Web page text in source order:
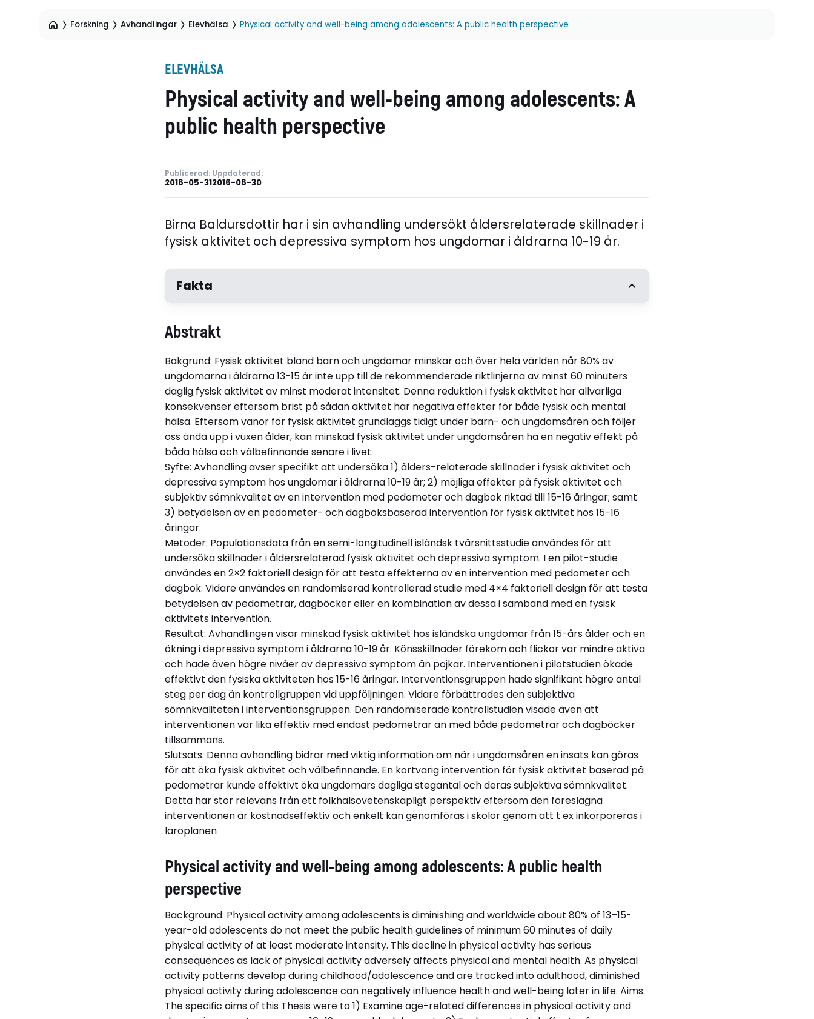
Forskning Avhandlingar Elevhälsa Physical activity and well-being among adolescents: A public health perspective
ELEVHÄLSA
Physical activity and well-being among adolescents: A
public health perspective
Publicerad:
2016-05-31
Uppdaterad:
2016-06-30
Birna Baldursdottir har i sin avhandling undersökt åldersrelaterade skillnader i
fysisk aktivitet och depressiva symptom hos ungdomar i åldrarna 10-19 år.
Fakta
Birna Baldursdottir
Professor Heiðdís B.
Valdimarsdóttir, Reykjavik
University Professor Inga Dóra
Sigfúsdóttir, Reykjavik
University
Disputerat vid
Göteborgs universitet
Disputationsdag
2017-06-17
Physical activity and well-
being among adolescents: A
public health perspective
Relaterade länkar
Läs Skolportens intervju med Birna Baldursdottir Läs hela avhandlingen (pdf)
Abstrakt
Bakgrund: Fysisk aktivitet bland barn och ungdomar minskar och över hela världen når 80% av
ungdomarna i åldrarna 13-15 år inte upp till de rekommenderade riktlinjerna av minst 60 minuters
daglig fysisk aktivitet av minst moderat intensitet. Denna reduktion i fysisk aktivitet har allvarliga
konsekvenser eftersom brist på sådan aktivitet har negativa effekter för både fysisk och mental
hälsa. Eftersom vanor för fysisk aktivitet grundläggs tidigt under barn- och ungdomsåren och följer
oss ända upp i vuxen ålder, kan minskad fysisk aktivitet under ungdomsåren ha en negativ effekt på
båda hälsa och välbefinnande senare i livet.
Syfte: Avhandling avser specifikt att undersöka 1) ålders-relaterade skillnader i fysisk aktivitet och
depressiva symptom hos ungdomar i åldrarna 10-19 år; 2) möjliga effekter på fysisk aktivitet och
subjektiv sömnkvalitet av en intervention med pedometer och dagbok riktad till 15-16 åringar; samt
3) betydelsen av en pedometer- och dagboksbaserad intervention för fysisk aktivitet hos 15-16
åringar.
Metoder: Populationsdata från en semi-longitudinell isländsk tvärsnittsstudie användes för att
undersöka skillnader i åldersrelaterad fysisk aktivitet och depressiva symptom. I en pilot-studie
användes en 2×2 faktoriell design för att testa effekterna av en intervention med pedometer och
dagbok. Vidare användes en randomiserad kontrollerad studie med 4×4 faktoriell design för att testa
betydelsen av pedometrar, dagböcker eller en kombination av dessa i samband med en fysisk
aktivitets intervention.
Resultat: Avhandlingen visar minskad fysisk aktivitet hos isländska ungdomar från 15-års ålder och en
ökning i depressiva symptom i åldrarna 10-19 år. Könsskillnader förekom och flickor var mindre aktiva
och hade även högre nivåer av depressiva symptom än pojkar. Interventionen i pilotstudien ökade
effektivt den fysiska aktiviteten hos 15-16 åringar. Interventionsgruppen hade signifikant högre antal
steg per dag än kontrollgruppen vid uppföljningen. Vidare förbättrades den subjektiva
sömnkvaliteten i interventionsgruppen. Den randomiserade kontrollstudien visade även att
interventionen var lika effektiv med endast pedometrar än med både pedometrar och dagböcker
tillsammans.
Slutsats: Denna avhandling bidrar med viktig information om när i ungdomsåren en insats kan göras
för att öka fysisk aktivitet och välbefinnande. En kortvarig intervention för fysisk aktivitet baserad på
pedometrar kunde effektivt öka ungdomars dagliga stegantal och deras subjektiva sömnkvalitet.
Detta har stor relevans från ett folkhälsovetenskapligt perspektiv eftersom den föreslagna
interventionen är kostnadseffektiv och enkelt kan genomföras i skolor genom att t ex inkorporeras i
läroplanen
Physical activity and well-being among adolescents: A public health
perspective
Background: Physical activity among adolescents is diminishing and worldwide about 80% of 13–15-
year-old adolescents do not meet the public health guidelines of minimum 60 minutes of daily
physical activity of at least moderate intensity. This decline in physical activity has serious
consequences as lack of physical activity adversely affects physical and mental health. As physical
activity patterns develop during childhood/adolescence and are tracked into adulthood, diminished
physical activityduring adolescence can negatively influence health and well-being later in life. Aims:
The specific aims of this Thesis were to 1) Examine age-related differences in physical activity and